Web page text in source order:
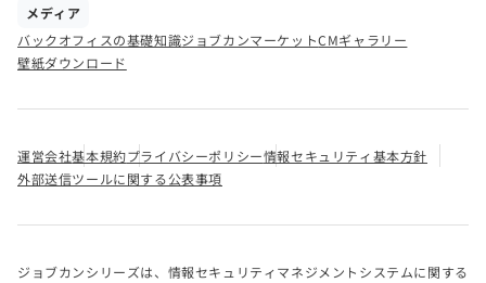
メディア
バックオフィスの基礎知識ジョブカンマーケットCMギャラリー
壁紙ダウンロード
運営会社基本規約プライバシーポリシー情報セキュリティ基本方針
外部送信ツールに関する公表事項
ジョブカンシリーズは、情報セキュリティマネジメントシステムに関する